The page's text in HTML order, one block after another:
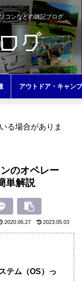
コンなどの雑記ブログ
アウトドア・キャンプ
る場合がありま
のオペレー
単解説
2020.06.27 2023.05.03
テム（OS）っ